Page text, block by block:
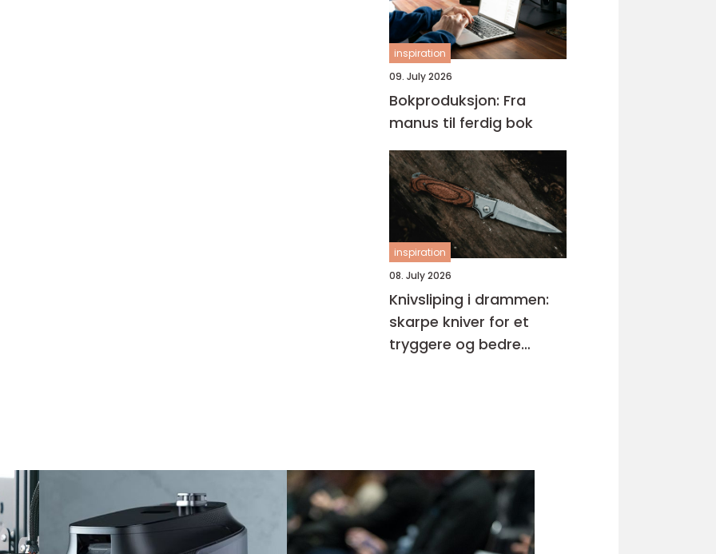
inspiration
09. July 2026
Bokproduksjon: Fra
manus til ferdig bok
inspiration
08. July 2026
Knivsliping i drammen:
skarpe kniver for et
tryggere og bedre